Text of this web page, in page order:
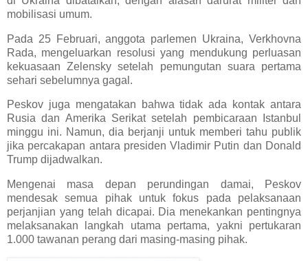
mobilisasi umum.
Pada 25 Februari, anggota parlemen Ukraina, Verkhovna
Rada, mengeluarkan resolusi yang mendukung perluasan
kekuasaan Zelensky setelah pemungutan suara pertama
sehari sebelumnya gagal.
Peskov juga mengatakan bahwa tidak ada kontak antara
Rusia dan Amerika Serikat setelah pembicaraan Istanbul
minggu ini. Namun, dia berjanji untuk memberi tahu publik
jika percakapan antara presiden Vladimir Putin dan Donald
Trump dijadwalkan.
Mengenai masa depan perundingan damai, Peskov
mendesak semua pihak untuk fokus pada pelaksanaan
perjanjian yang telah dicapai. Dia menekankan pentingnya
melaksanakan langkah utama pertama, yakni pertukaran
1.000 tawanan perang dari masing-masing pihak.